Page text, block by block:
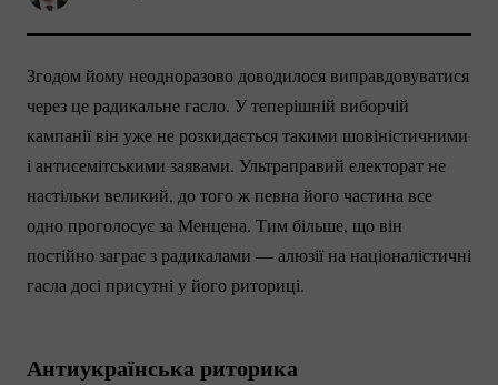
Згодом йому неодноразово доводилося виправдовуватися
через це радикальне гасло. У теперішній виборчій
кампанії він уже не розкидається такими шовіністичними
і антисемітськими заявами. Ультраправий електорат не
настільки великий, до того ж певна його частина все
одно проголосує за Менцена. Тим більше, що він
постійно заграє з радикалами — алюзії на націоналістичні
гасла досі присутні у його риториці.
Антиукраїнська риторика